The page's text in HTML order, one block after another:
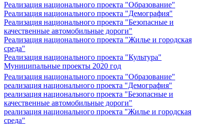
Реализация национального проекта "Образование"
Реализация национального проекта "Демография"
Реализация национального проекта "Безопасные и
качественные автомобильные дороги"
Реализация национального проекта "Жилье и городская
среда"
Реализация национального проекта "Культура"
Муниципальные проекты 2020 год
Реализация национального проекта "Образование"
реализация национального проекта "Демография"
реализация национального проекта "Безопасные и
качественные автомобильные дороги"
реализация национального проекта "Жилье и городская
среда"